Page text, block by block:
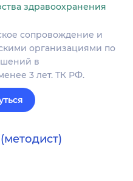
здравоохранения
сопровождение и
организациями по
в
3 лет. ТК РФ.